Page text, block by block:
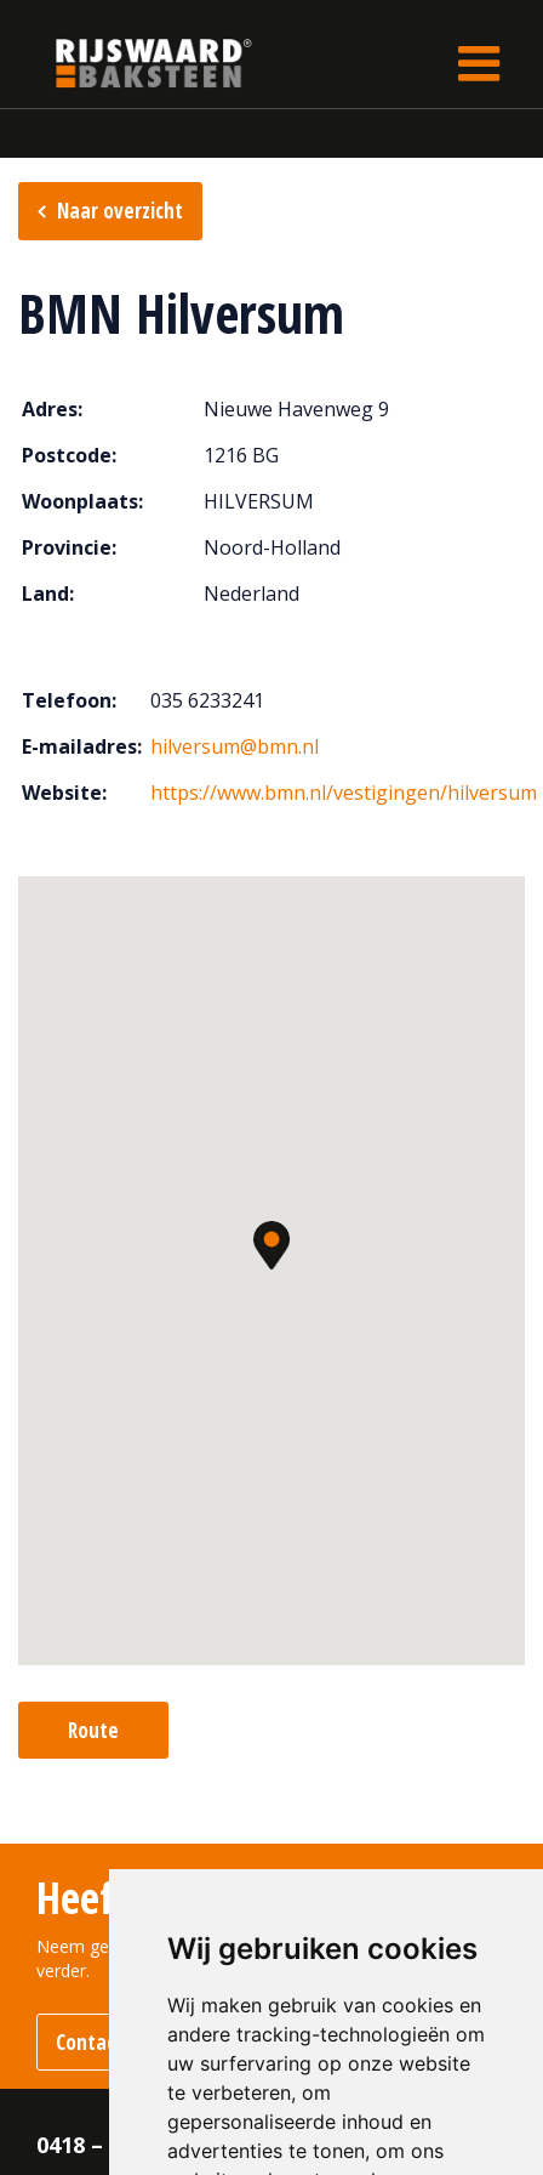
Wij gebruiken cookies
Wij maken gebruik van cookies en
andere tracking-technologieën om
uw surfervaring op onze website
te verbeteren, om
gepersonaliseerde inhoud en
advertenties te tonen, om ons
Naar overzicht
BMN Hilversum
Adres:
Nieuwe Havenweg 9
Postcode:
1216 BG
Woonplaats:
HILVERSUM
Provincie:
Noord-Holland
Land:
Nederland
Telefoon:
035 6233241
E-mailadres: hilversum@bmn.nl
Website:
https://www.bmn.nl/vestigingen/hilversum
Route
Heeft u vragen?
Neem gerust contact met ons op! We helpen u graag
verder.
Contact opnemen
0418 – 55 22 21